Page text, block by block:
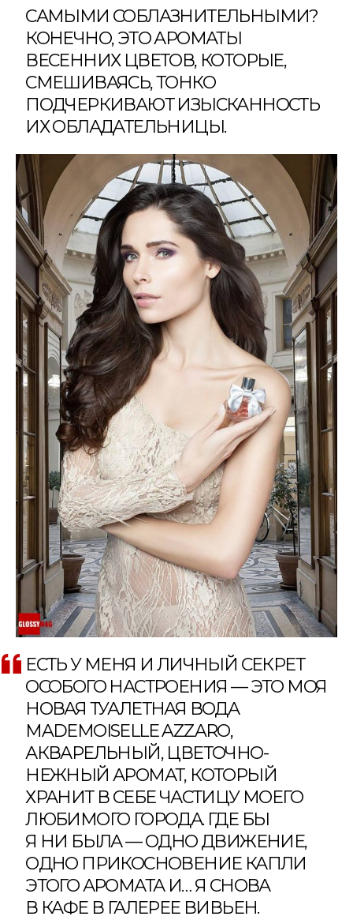
САМЫМИ СОБЛАЗНИТЕЛЬНЫМИ?
КОНЕЧНО, ЭТО АРОМАТЫ
ВЕСЕННИХ ЦВЕТОВ, КОТОРЫЕ,
СМЕШИВАЯСЬ, ТОНКО
ПОДЧЕРКИВАЮТ ИЗЫСКАННОСТЬ
ИХ ОБЛАДАТЕЛЬНИЦЫ.
ЕСТЬ У МЕНЯ И ЛИЧНЫЙ СЕКРЕТ
ОСОБОГО НАСТРОЕНИЯ — ЭТО МОЯ
НОВАЯ ТУАЛЕТНАЯ ВОДА
MADEMOISELLE AZZARO,
АКВАРЕЛЬНЫЙ, ЦВЕТОЧНО-
НЕЖНЫЙ АРОМАТ, КОТОРЫЙ
ХРАНИТ В СЕБЕ ЧАСТИЦУ МОЕГО
ЛЮБИМОГО ГОРОДА. ГДЕ БЫ
Я НИ БЫЛА — ОДНО ДВИЖЕНИЕ,
ОДНО ПРИКОСНОВЕНИЕ КАПЛИ
ЭТОГО АРОМАТА И… Я СНОВА
В КАФЕ В ГАЛЕРЕЕ ВИВЬЕН.